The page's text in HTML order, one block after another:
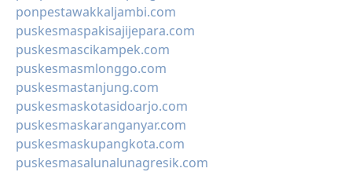
ponpestawakkaljambi.com
puskesmaspakisajijepara.com
puskesmascikampek.com
puskesmasmlonggo.com
puskesmastanjung.com
puskesmaskotasidoarjo.com
puskesmaskaranganyar.com
puskesmaskupangkota.com
puskesmasalunalunagresik.com